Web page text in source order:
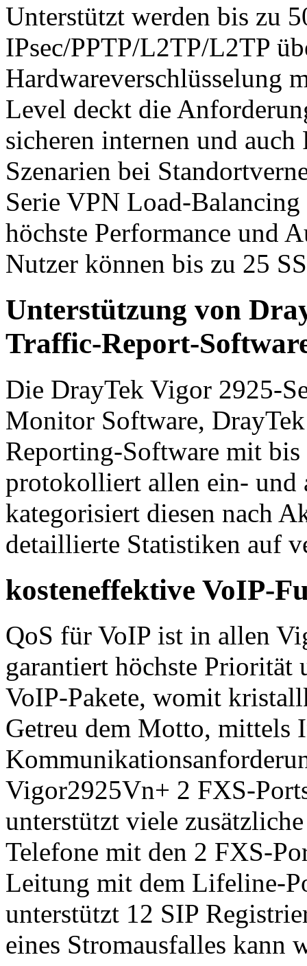
Unterstützt werden bis zu
IPsec/PPTP/L2TP/L2TP
Hardwareverschlüsselung
Level deckt die
sicheren internen und
Szenarien bei
Serie VPN Load-
höchste Performance und
Nutzer können bis zu 25
Unterstützung von
Traffic-Report-
Die DrayTek Vigor 2925-
Monitor Software,
Reporting-Software mit
protokolliert allen ein- und
kategorisiert diesen nach
detaillierte Statistiken auf
kosteneffektive VoIP-
QoS für VoIP ist in allen
garantiert höchste Priorität
VoIP-Pakete, womit
Getreu dem Motto, mittels
Vigor2925Vn+ 2 FXS-
unterstützt viele
Telefone mit den 2 FXS-
Leitung mit dem Lifeline-
unterstützt 12 SIP
eines Stromausfalles kann